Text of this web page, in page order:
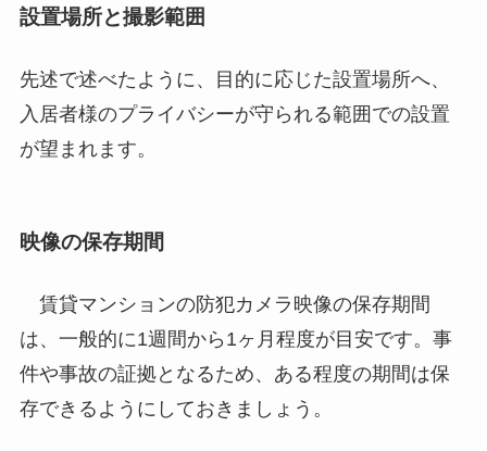
設置場所と撮影範囲
先述で述べたように、目的に応じた設置場所へ、
入居者様のプライバシーが守られる範囲での設置
が望まれます。
映像の保存期間
賃貸マンションの防犯カメラ映像の保存期間
は、一般的に1週間から1ヶ月程度が目安です。事
件や事故の証拠となるため、ある程度の期間は保
存できるようにしておきましょう。